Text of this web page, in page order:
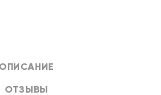
ОПИСАНИЕ
ОТЗЫВЫ